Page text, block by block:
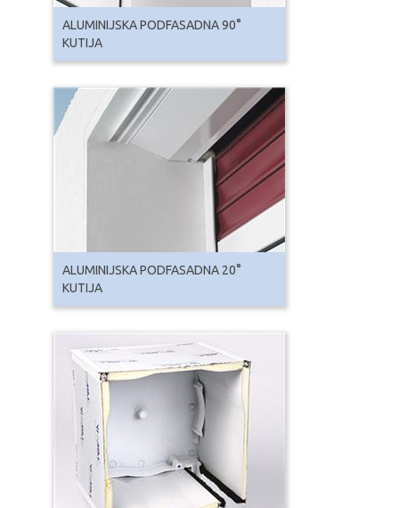
ALUMINIJSKA PODFASADNA 90°
KUTIJA
ALUMINIJSKA PODFASADNA 20°
KUTIJA